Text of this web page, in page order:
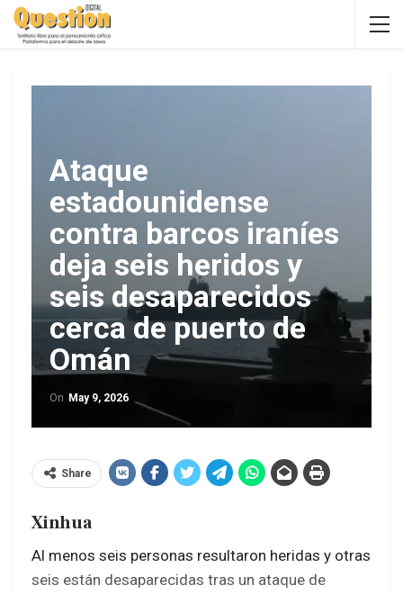
Ataque
estadounidense
contra barcos iraníes
deja seis heridos y
seis desaparecidos
cerca de puerto de
Omán
On May 9, 2026
Share
Xinhua
Al menos seis personas resultaron heridas y otras
seis están desaparecidas tras un ataque de